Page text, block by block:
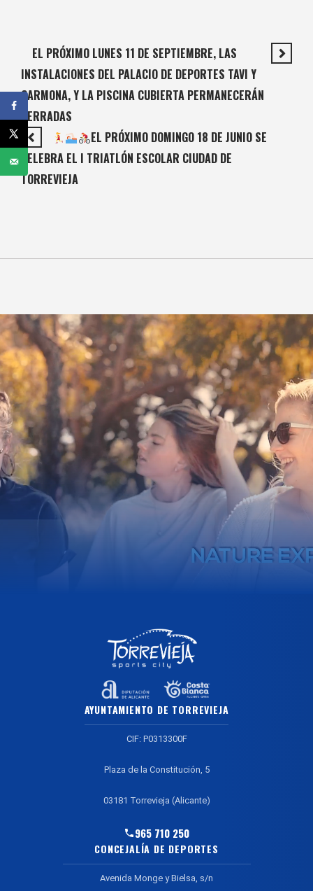
EL PRÓXIMO LUNES 11 DE SEPTIEMBRE, LAS
INSTALACIONES DEL PALACIO DE DEPORTES TAVI Y
CARMONA, Y LA PISCINA CUBIERTA PERMANECERÁN
CERRADAS
EL PRÓXIMO DOMINGO 18 DE JUNIO SE
CELEBRA EL I TRIATLÓN ESCOLAR CIUDAD DE
TORREVIEJA
AYUNTAMIENTO DE TORREVIEJA
CIF: P0313300F
Plaza de la Constitución, 5
03181 Torrevieja (Alicante)
965 710 250
CONCEJALÍA DE DEPORTES
Avenida Monge y Bielsa, s/n